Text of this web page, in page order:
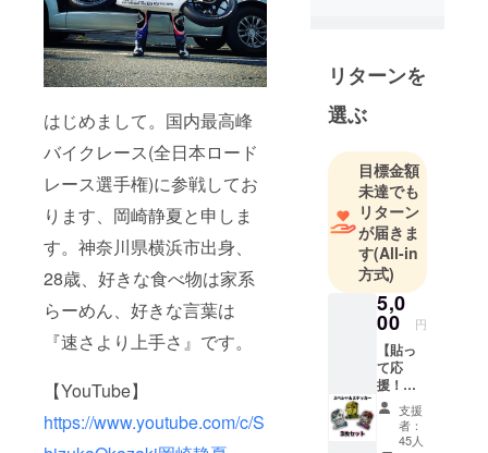
はじめまして。国内最高峰
バイクレース(全日本ロード
レース選手権)に参戦してお
ります、岡崎静夏と申しま
す。神奈川県横浜市出身、
28歳、好きな食べ物は家系
らーめん、好きな言葉は
『速さより上手さ』です。
【YouTube】
https://www.youtube.com/c/S
リターンを
選ぶ
目標金額
未達でも
リターン
が届きま
す(All-in
方式)
5,0
00 円
【貼っ
て応
援！】
オリジ
ナルス
テッ
支援
者：
45人